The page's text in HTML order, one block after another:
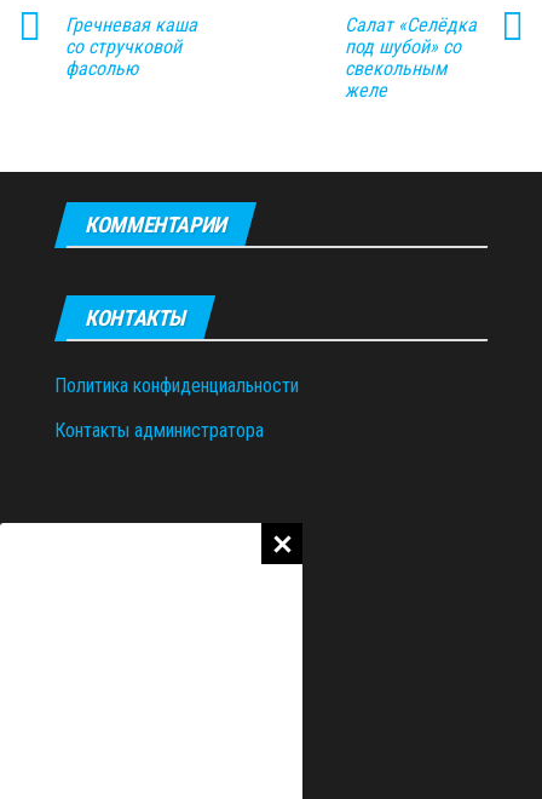
Гречневая каша
со стручковой
фасолью
Салат «Селёдка
под шубой» со
свекольным
желе
КОММЕНТАРИИ
КОНТАКТЫ
Политика конфиденциальности
Контакты администратора